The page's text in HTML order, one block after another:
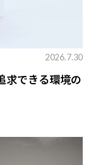
2026.7.30
求できる環境の